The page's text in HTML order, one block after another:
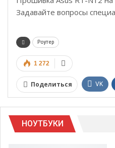
Задавайте вопросы
Роутер
1 272
Поделиться VK
Telegram
НОУТБУКИ